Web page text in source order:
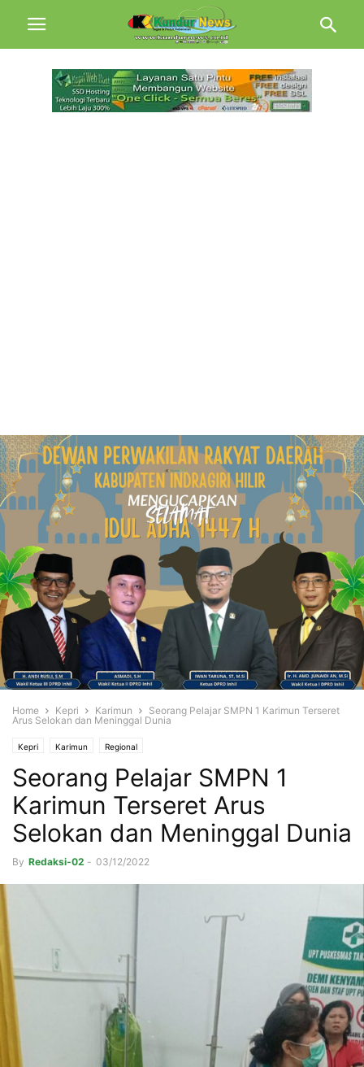
Home Kepri Karimun
Seorang Pelajar SMPN 1 Karimun Terseret
Arus Selokan dan Meninggal Dunia
Kepri Karimun Regional
Seorang Pelajar SMPN 1
Karimun Terseret Arus
Selokan dan Meninggal Dunia
By Redaksi-02 - 03/12/2022